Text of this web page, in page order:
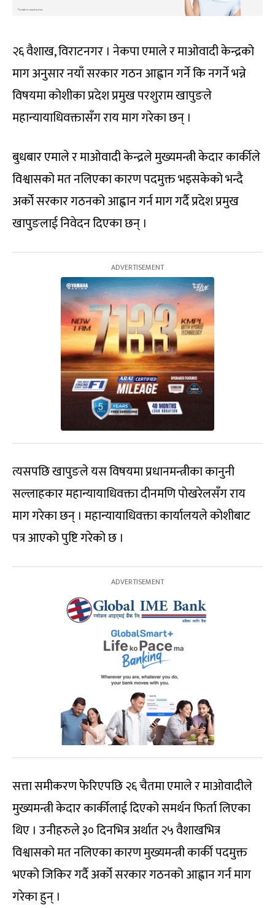
२६ वैशाख, विराटनगर । नेकपा एमाले र माओवादी केन्द्रको
माग अनुसार नयाँ सरकार गठन आह्वान गर्ने कि नगर्ने भन्ने
विषयमा कोशीका प्रदेश प्रमुख परशुराम खापुङले
महान्यायाधिवक्तासँग राय माग गरेका छन् ।
बुधबार एमाले र माओवादी केन्द्रले मुख्यमन्त्री केदार कार्कीले
विश्वासको मत नलिएका कारण पदमुक्त भइसकेको भन्दै
अर्को सरकार गठनको आह्वान गर्न माग गर्दै प्रदेश प्रमुख
खापुङलाई निवेदन दिएका छन् ।
त्यसपछि खापुङले यस विषयमा प्रधानमन्त्रीका कानुनी
सल्लाहकार महान्यायाधिवक्ता दीनमणि पोखरेलसँग राय
माग गरेका छन् । महान्यायाधिवक्ता कार्यालयले कोशीबाट
पत्र आएको पुष्टि गरेको छ ।
सत्ता समीकरण फेरिएपछि २६ चैतमा एमाले र माओवादीले
मुख्यमन्त्री केदार कार्कीलाई दिएको समर्थन फिर्ता लिएका
थिए । उनीहरुले ३० दिनभित्र अर्थात २५ वैशाखभित्र
विश्वासको मत नलिएका कारण मुख्यमन्त्री कार्की पदमुक्त
भएको जिकिर गर्दै अर्को सरकार गठनको आह्वान गर्न माग
गरेका हुन् ।